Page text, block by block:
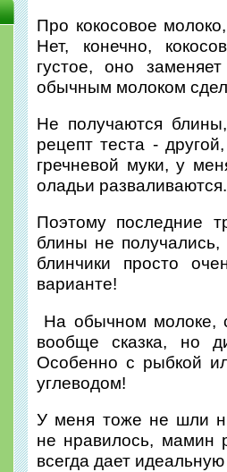
Про кокосовое
Нет, конечно,
густое, оно
обычным молоком
Не получаются
рецепт теста -
гречневой муки, у
оладьи разваливаются.
Поэтому последние
блины не
блинчики просто
варианте!
На обычном молоке,
вообще сказка, но
Особенно с рыбкой
углеводом!
У меня тоже не шли
не нравилось, мамин
всегда дает